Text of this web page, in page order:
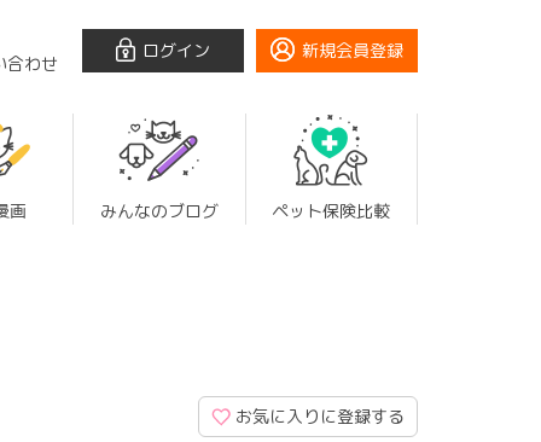
合わせ
ログイン 新規会員登録
画 みんなのブログ ペット保険比較
お気に入りに登録する